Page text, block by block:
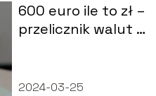
600 euro ile to zł –
przelicznik walut i
2024-03-25